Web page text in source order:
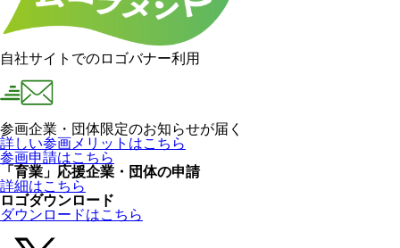
自社サイトでのロゴバナー利用
参画企業・団体限定のお知らせが届く
詳しい参画メリットはこちら
参画申請はこちら
「育業」応援企業・団体の申請
詳細はこちら
ロゴダウンロード
ダウンロードはこちら